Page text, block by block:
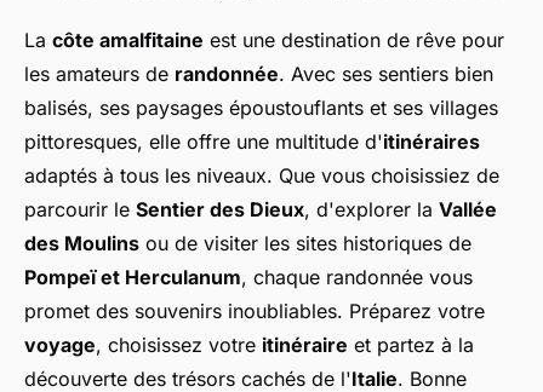
La côte amalfitaine est une destination de rêve pour
les amateurs de randonnée. Avec ses sentiers bien
balisés, ses paysages époustouflants et ses villages
pittoresques, elle offre une multitude d'itinéraires
adaptés à tous les niveaux. Que vous choisissiez de
parcourir le Sentier des Dieux, d'explorer la Vallée
des Moulins ou de visiter les sites historiques de
Pompeï et Herculanum, chaque randonnée vous
promet des souvenirs inoubliables. Préparez votre
voyage, choisissez votre itinéraire et partez à la
découverte des trésors cachés de l'Italie. Bonne